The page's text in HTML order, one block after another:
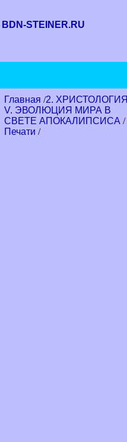
BDN-STEINER.RU
Главная /2. ХРИСТОЛОГИЯ
V. ЭВОЛЮЦИЯ МИРА В
СВЕТЕ АПОКАЛИПСИСА /
Печати /